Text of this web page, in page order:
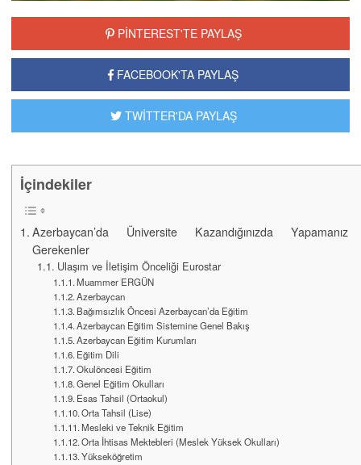
PİNTEREST'TE PAYLAŞ
FACEBOOK'TA PAYLAŞ
TWİTTER'DA PAYLAŞ
İçindekiler
Azerbaycan’da Üniversite Kazandığınızda Yapamanız
Gerekenler
Ulaşım ve İletişim Önceliği Eurostar
Muammer ERGÜN
Azerbaycan
Bağımsızlık Öncesi Azerbaycan’da Eğitim
Azerbaycan Eğitim Sistemine Genel Bakış
Azerbaycan Eğitim Kurumları
Eğitim Dili
Okulöncesi Eğitim
Genel Eğitim Okulları
Esas Tahsil (Ortaokul)
Orta Tahsil (Lise)
Mesleki ve Teknik Eğitim
Orta İhtisas Mektebleri (Meslek Yüksek Okulları)
Yükseköğretim